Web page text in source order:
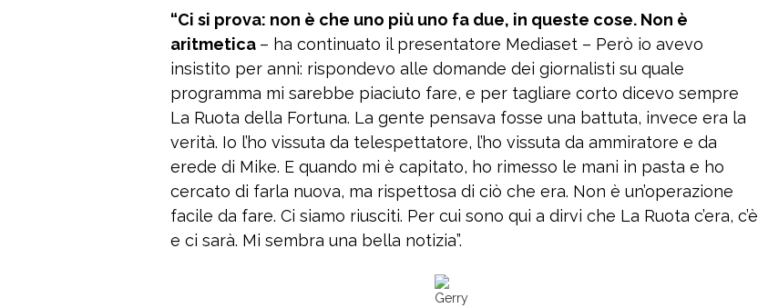
“Ci si prova: non è che uno più uno fa due, in queste cose. Non è
aritmetica – ha continuato il presentatore Mediaset – Però io avevo
insistito per anni: rispondevo alle domande dei giornalisti su quale
programma mi sarebbe piaciuto fare, e per tagliare corto dicevo sempre
La Ruota della Fortuna. La gente pensava fosse una battuta, invece era la
verità. Io l’ho vissuta da telespettatore, l’ho vissuta da ammiratore e da
erede di Mike. E quando mi è capitato, ho rimesso le mani in pasta e ho
cercato di farla nuova, ma rispettosa di ciò che era. Non è un’operazione
facile da fare. Ci siamo riusciti. Per cui sono qui a dirvi che La Ruota c’era, c’è
e ci sarà. Mi sembra una bella notizia”.
Gerry